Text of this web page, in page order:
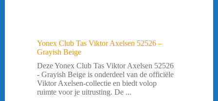
Yonex Club Tas Viktor Axelsen 52526 –
Grayish Beige
Deze Yonex Club Tas Viktor Axelsen 52526
- Grayish Beige is onderdeel van de officiële
Viktor Axelsen-collectie en biedt volop
ruimte voor je uitrusting. De ...